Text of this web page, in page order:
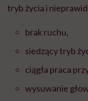
tryb życia i
brak ruchu,
siedzący tryb
ciągła praca
wysuwanie